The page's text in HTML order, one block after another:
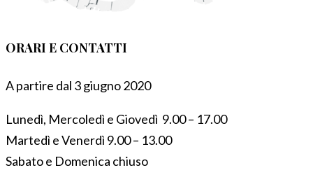
ORARI E CONTATTI
A partire dal 3 giugno 2020
Lunedì, Mercoledì e Giovedì 9.00 – 17.00
Martedì e Venerdì 9.00 – 13.00
Sabato e Domenica chiuso